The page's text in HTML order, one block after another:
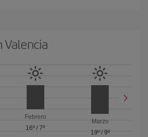
Valencia
Febrero
16º / 7º
Marzo
19º/ 9º